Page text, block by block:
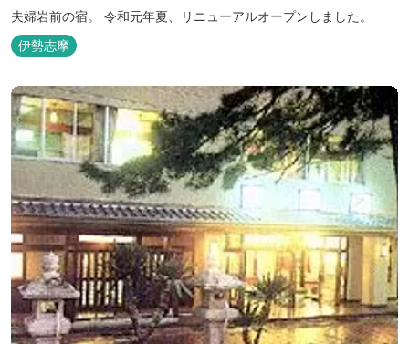
夫婦岩前の宿。 令和元年夏、リニューアルオープンしました。
伊勢志摩